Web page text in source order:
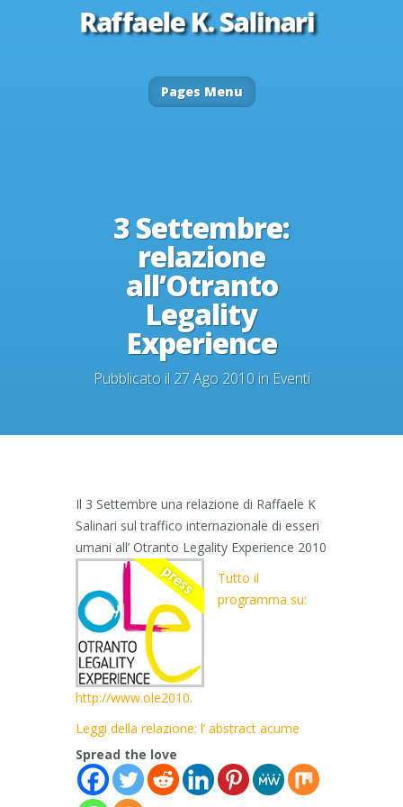
Pages Menu
3 Settembre:
relazione
all’Otranto
Legality
Experience
Pubblicato il 27 Ago 2010 in Eventi
Il 3 Settembre una relazione di Raffaele K
Salinari sul traffico internazionale di esseri
umani all’ Otranto Legality Experience 2010
Tutto il
programma su:
http://www.ole2010.
Leggi della relazione: l’ abstract acume
Spread the love